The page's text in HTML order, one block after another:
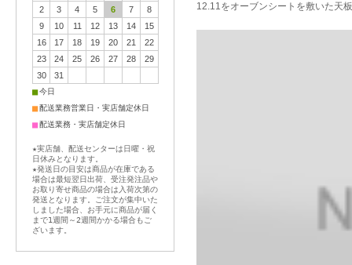
12.11をオーブンシートを敷いた天
2
3 4 5 6 7
8
9
10 11 12 13 14
15
16
17 18 19 20 21
22
23
24 25 26 27 28
29
30
31
■今日
■配送業務営業日・実店舗定休日
■配送業務・実店舗定休日
★実店舗、配送センターは日曜・祝
日休みとなります。
★発送日の目安は商品が在庫である
場合は最短翌日出荷、受注発注品や
お取り寄せ商品の場合は入荷次第の
発送となります。ご注文が集中いた
しました場合、お手元に商品が届く
まで1週間～2週間かかる場合もご
ざいます。